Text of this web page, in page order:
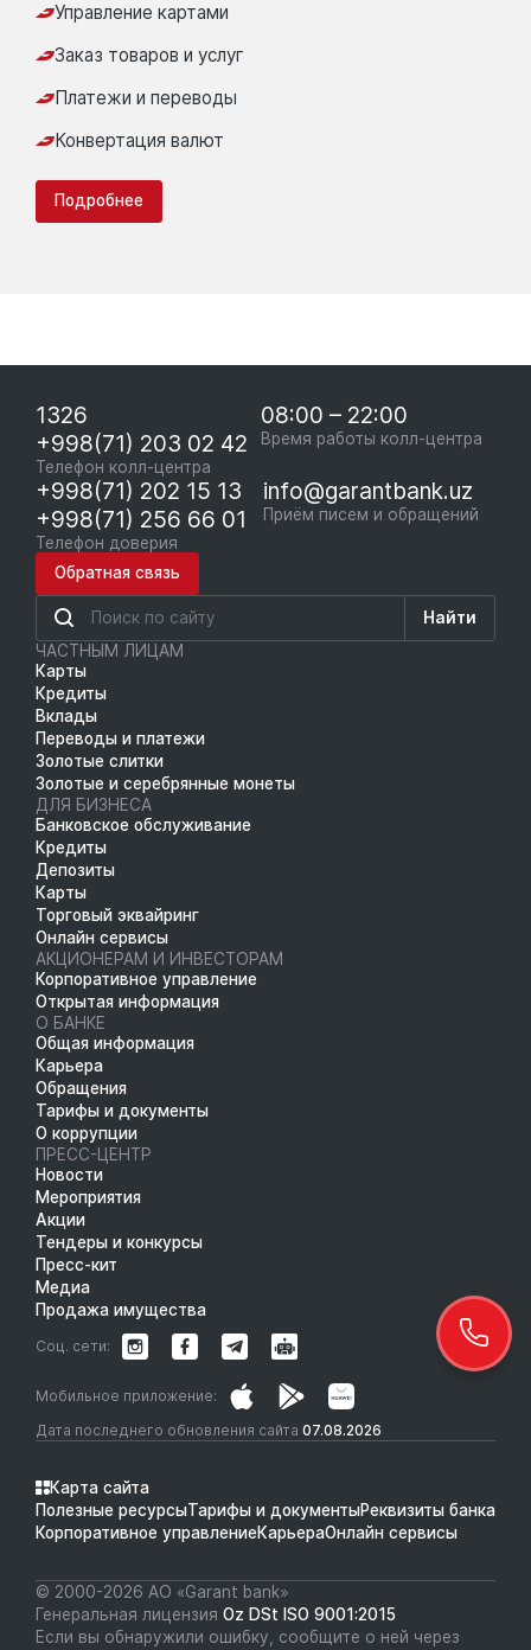
Управление картами
Заказ товаров и услуг
Платежи и переводы
Конвертация валют
Подробнее
1326
+998(71) 203 02 42
Телефон колл-центра
08:00 – 22:00
Время работы колл-центра
+998(71) 202 15 13
+998(71) 256 66 01
Телефон доверия
info@garantbank.uz
Приём писем и обращений
Обратная связь
Найти
ЧАСТНЫМ ЛИЦАМ
Карты
Кредиты
Вклады
Переводы и платежи
Золотые слитки
Золотые и серебрянные монеты
ДЛЯ БИЗНЕСА
Банковское обслуживание
Кредиты
Депозиты
Карты
Торговый эквайринг
Онлайн сервисы
АКЦИОНЕРАМ И ИНВЕСТОРАМ
Корпоративное управление
Открытая информация
О БАНКЕ
Общая информация
Карьера
Обращения
Тарифы и документы
О коррупции
ПРЕСС-ЦЕНТР
Новости
Мероприятия
Акции
Тендеры и конкурсы
Пресс-кит
Медиа
Продажа имущества
Дата последнего обновления сайта 07.08.2026
Мобильное приложение:
Соц. сети:
Карта сайта
Полезные ресурсыТарифы и документыРеквизиты банка
Корпоративное управлениеКарьераОнлайн сервисы
© 2000-2026 АО «Garant bank»
Генеральная лицензия Oz DSt ISO 9001:2015
Если вы обнаружили ошибку, сообщите о ней через